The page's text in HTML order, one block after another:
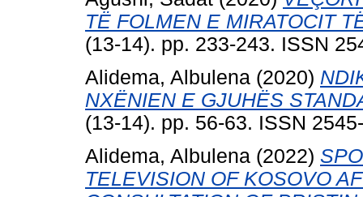
TË FOLMEN E MIRATOCIT
(13-14). pp. 233-243. ISSN
Alidema, Albulena (2020)
NXËNIEN E GJUHËS
(13-14). pp. 56-63. ISSN
Alidema, Albulena (2022)
TELEVISION OF KOSOVO